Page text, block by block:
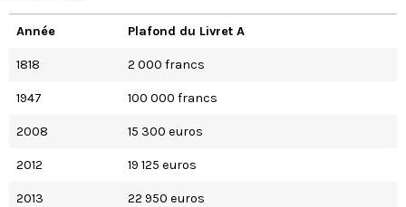
Année Plafond du Livret A
1818 2 000 francs
1947 100 000 francs
2008 15 300 euros
2012 19 125 euros
2013 22 950 euros